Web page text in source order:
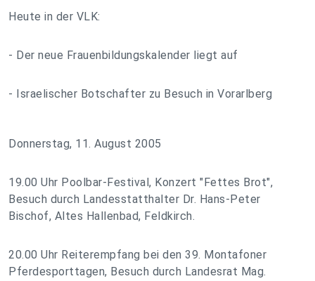
Heute in der VLK:
- Der neue Frauenbildungskalender liegt auf
- Israelischer Botschafter zu Besuch in Vorarlberg
Donnerstag, 11. August 2005
19.00 Uhr Poolbar-Festival, Konzert "Fettes Brot",
Besuch durch Landesstatthalter Dr. Hans-Peter
Bischof, Altes Hallenbad, Feldkirch.
20.00 Uhr Reiterempfang bei den 39. Montafoner
Pferdesporttagen, Besuch durch Landesrat Mag.